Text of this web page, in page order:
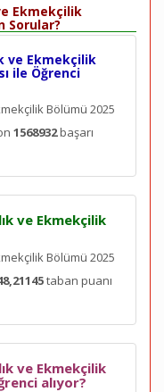
Ekmekçilik
Sorular?
ve Ekmekçilik
ile Öğrenci
Bölümü 2025
1568932başarı
ve Ekmekçilik
Bölümü 2025
taban puanı
ve Ekmekçilik
alıyor?